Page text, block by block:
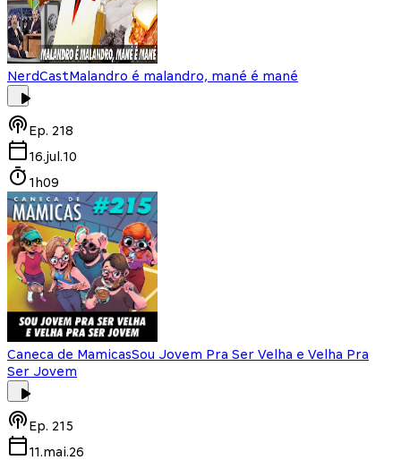
NerdCastMalandro é malandro, mané é mané
Ep. 218
16.jul.10
1h09
Caneca de MamicasSou Jovem Pra Ser Velha e Velha Pra
Ser Jovem
Ep. 215
11.mai.26